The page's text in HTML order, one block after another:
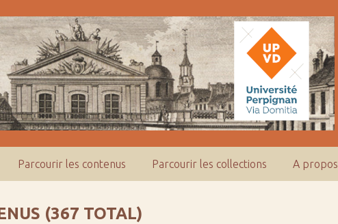
Parcourir les contenus Parcourir les collections A propos
(367 TOTAL)